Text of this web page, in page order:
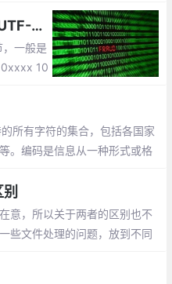
中文utf 8占几个byte——UTF-8中一个汉需要占用三个字节
一般是
10
所有字符的集合，包括各国家
。编码是信息从一种形式或格
意，所以关于两者的区别也不
些文件处理的问题，放到不同